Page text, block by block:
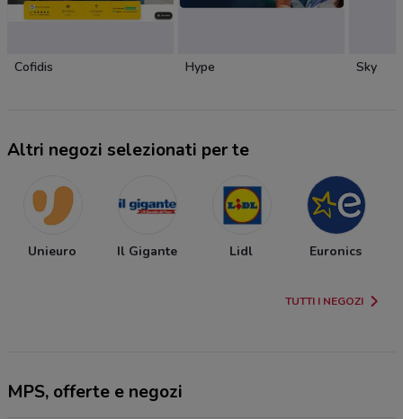
Cofidis Hype Sky
Altri negozi selezionati per te
Unieuro Il Gigante Lidl Euronics
TUTTI I NEGOZI
MPS, offerte e negozi